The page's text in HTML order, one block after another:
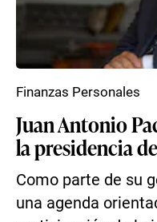
Juan Antonio
la presidencia
Como parte de su
una agenda
Finanzas Personales